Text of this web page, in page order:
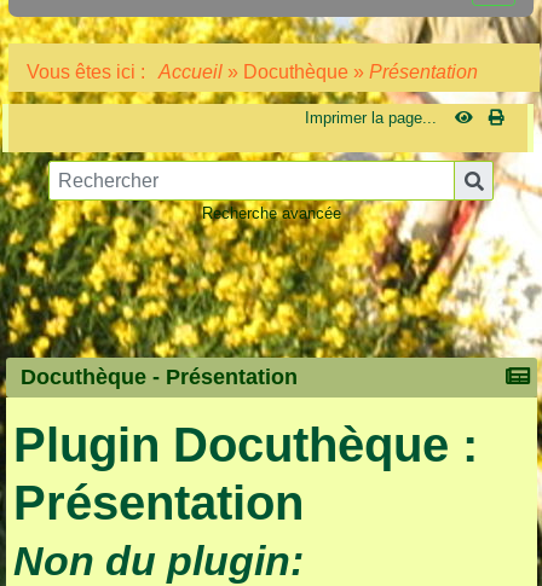
Vous êtes ici : Accueil » Docuthèque » Présentation
Imprimer la page...
Recherche avancée
Docuthèque - Présentation
Plugin Docuthèque :
Présentation
Non du plugin: